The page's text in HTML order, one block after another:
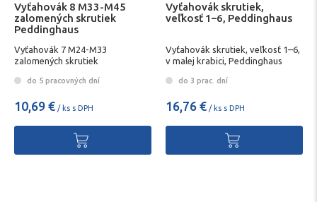
Vyťahovák 8 M33-M45
zalomených skrutiek
Peddinghaus
Vyťahovák 7 M24-M33
zalomených skrutiek
do 5 pracovných dní
10,69 € / ks s DPH
Vyťahovák skrutiek,
veľkosť 1–6, Peddinghaus
Vyťahovák skrutiek, veľkosť 1–6,
v malej krabici, Peddinghaus
do 3 prac. dní
16,76 € / ks s DPH